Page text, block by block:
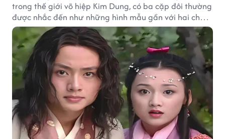
trong thế giới võ hiệp Kim Dung, có ba cặp đôi thường
được nhắc đến như những hình mẫu gần với hai chữ
"viên mãn" nhất.